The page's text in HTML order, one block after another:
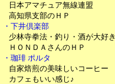
日本アマチュア無線連盟
高知県支部のＨＰ
・下井倶楽部
少林寺拳法・釣り・酒が大好き
ＨＯＮＤＡさんのＨＰ
・珈琲 ポルタ
自家焙煎の美味しいコーヒー
カフェもいい感じ♪